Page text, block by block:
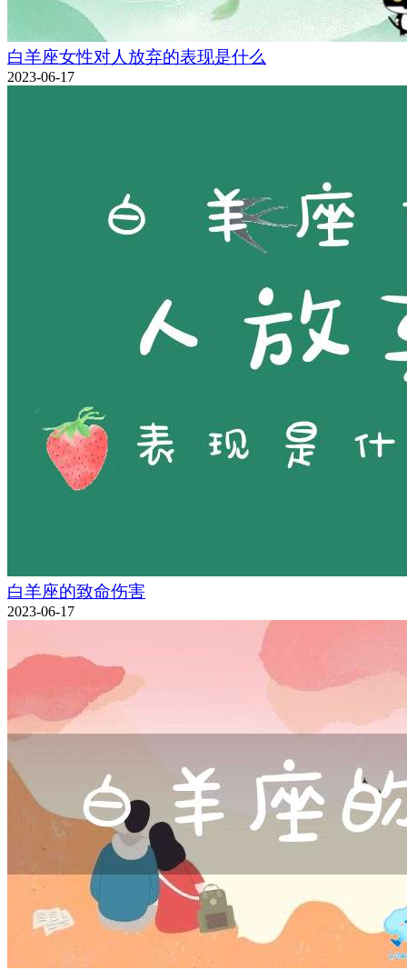
白羊座女性对人放弃的表现是什么
2023-06-17
白羊座的致命伤害
2023-06-17